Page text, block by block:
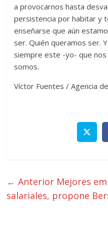
a provocarnos hasta
persistencia por habitar y
enseñarse que aún
ser. Quién queramos ser.
siempre este -yo- que nos
somos.
Víctor Fuentes / Agencia
← Anterior Mejores
salariales, propone